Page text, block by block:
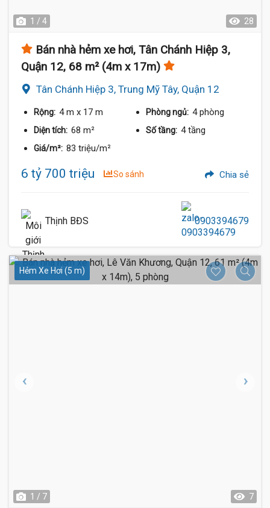
1 / 4 28
Bán nhà hẻm xe hơi, Tân Chánh Hiệp 3,
Quận 12, 68 m² (4m x 17m)
Tân Chánh Hiệp 3, Trung Mỹ Tây, Quận 12
Rộng: 4 m x 17 m Phòng ngủ: 4 phòng
Diện tích: 68 m² Số tầng: 4 tầng
Giá/m²: 83 triệu/m²
6 tỷ 700 triệu So sánh Chia sẻ
Thịnh BĐS 0903394679
Hẻm Xe Hơi (5 m)
1 / 7 7